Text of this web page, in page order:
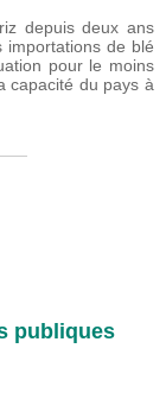
depuis deux ans
importations de blé
pour le moins
capacité du pays à
publiques